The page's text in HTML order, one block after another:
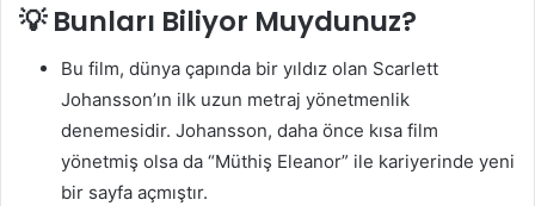
💡 Bunları Biliyor Muydunuz?
Bu film, dünya çapında bir yıldız olan Scarlett
Johansson’ın ilk uzun metraj yönetmenlik
denemesidir. Johansson, daha önce kısa film
yönetmiş olsa da “Müthiş Eleanor” ile kariyerinde yeni
bir sayfa açmıştır.